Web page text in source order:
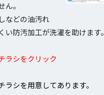
ん。
などの油汚れ
い防汚加工が洗濯を助けます。
ラシをクリック
ラシを用意してあります。